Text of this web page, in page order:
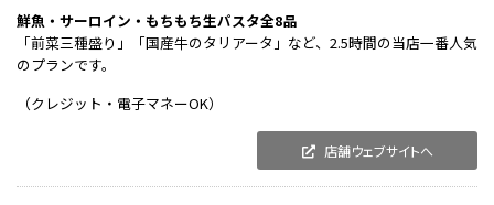
鮮魚・サーロイン・もちもち生パスタ全8品
「前菜三種盛り」「国産牛のタリアータ」など、2.5時間の当店一番人気
のプランです。
（クレジット・電子マネーOK）
店舗ウェブサイトへ